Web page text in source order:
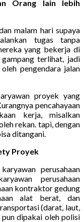
Orang lain lebih
malam hari supaya
tugas tanpa
yang bekerja di
terlihat, jadi
pengendara jalan
proyek yang
pencahayaan
kerja, misalkan
rekan. tapi, dengan
ditangani.
Proyek
perusahaan
perusahaan
kontraktor gedung
alat berat, dan
(darat, laut,
dipakai oleh polisi